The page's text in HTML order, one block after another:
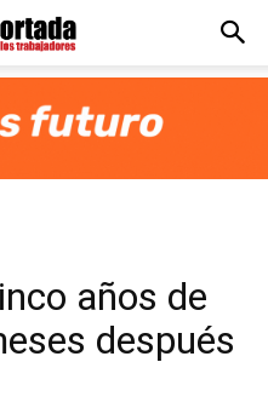
años de
después